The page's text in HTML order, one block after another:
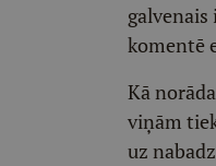
komentē
Kā
viņām
uz